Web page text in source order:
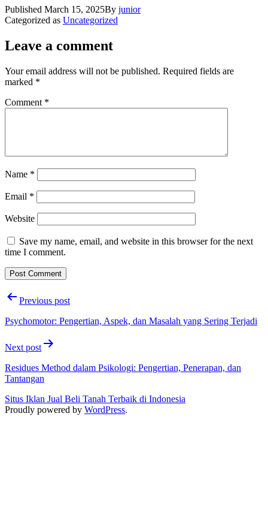
Published March 15, 2025By junior
Categorized as Uncategorized
Leave a comment
Your email address will not be published. Required fields are
marked *
Comment *
Name *
Email *
Website
Save my name, email, and website in this browser for the next
time I comment.
PostPrevious post
Psychomotor: Pengertian, Aspek, dan Masalah yang Sering Terjadi
Next post
Residues Method dalam Psikologi: Pengertian, Penerapan, dan
Tantangan
Situs Iklan Jual Beli Tanah Terbaik di Indonesia
Proudly powered by WordPress.